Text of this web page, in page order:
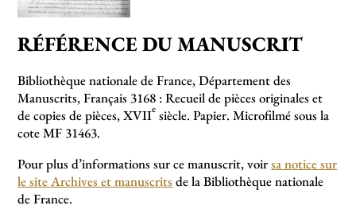
RÉFÉRENCE DU MANUSCRIT
Bibliothèque nationale de France, Département des
Manuscrits, Français 3168 : Recueil de pièces originales et
de copies de pièces, XVIIe siècle. Papier. Microfilmé sous la
cote MF 31463.
Pour plus d’informations sur ce manuscrit, voirsa notice sur
le site Archives et manuscrits de la Bibliothèque nationale
de France.